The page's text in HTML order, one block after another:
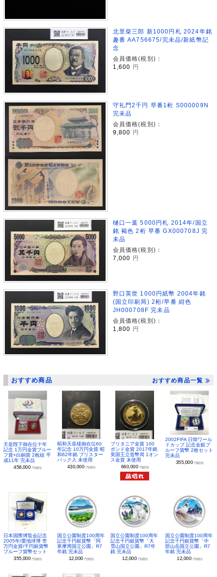
北里柴三郎 新1000円札 2024年銘
趣番 AA756675/完未品/新紙幣記
念
会員価格(税別)：
1,600 円
守礼門2千円 早番1桁 S000009N
完未品
会員価格(税別)：
9,800
円
樋口一葉 5000円札 2014年/国立
銘 褐色 2桁 早番 GX000708J 完
未品
会員価格(税別)：
7,000 円
野口英世 1000円紙幣 2004年銘
(国立印刷局) 2桁/早番 紺色
JH000708F 完未品
会員価格(税別)：
1,800
円
おすすめ商品 おすすめ商品一覧
天皇陛下御在位十年
記念 1万円金貨プルー
フ貨+白銅貨 2枚組 平
成11年 完未品
458,000 円(税別)
昭和天皇様御在位60
年記念 10万円金貨 昭
和62年銘 ブリスター
パック入 未使用
430,000 円(税別)
ブリタニア金貨 100
ポンド金貨 2017年銘
英国王立造幣局 1オン
ス金貨 未使用
660,000 円(税別)
2002FIFA 日韓ワール
ドカップ 記念金銀プ
ルーフ貨幣 2枚セット
完未品
355,000 円(税別)
日本国際博覧会記念
2005年/愛地球博 壱
万円金貨/千円銀貨幣
プルーフ貨幣セット
355,000 円(税別)
国立公園制度100周年
記念千円銀貨幣「阿
寒摩周国立公園」R7
年銘 完未品
12,000 円(税別)
国立公園制度100周年
記念千円銀貨幣「大
雪山国立公園」R7年
銘 完未品
12,000 円(税別)
国立公園制度100周年
記念千円銀貨幣「中
部山岳国立公園」R7
年銘 完未品
12,000 円(税別)